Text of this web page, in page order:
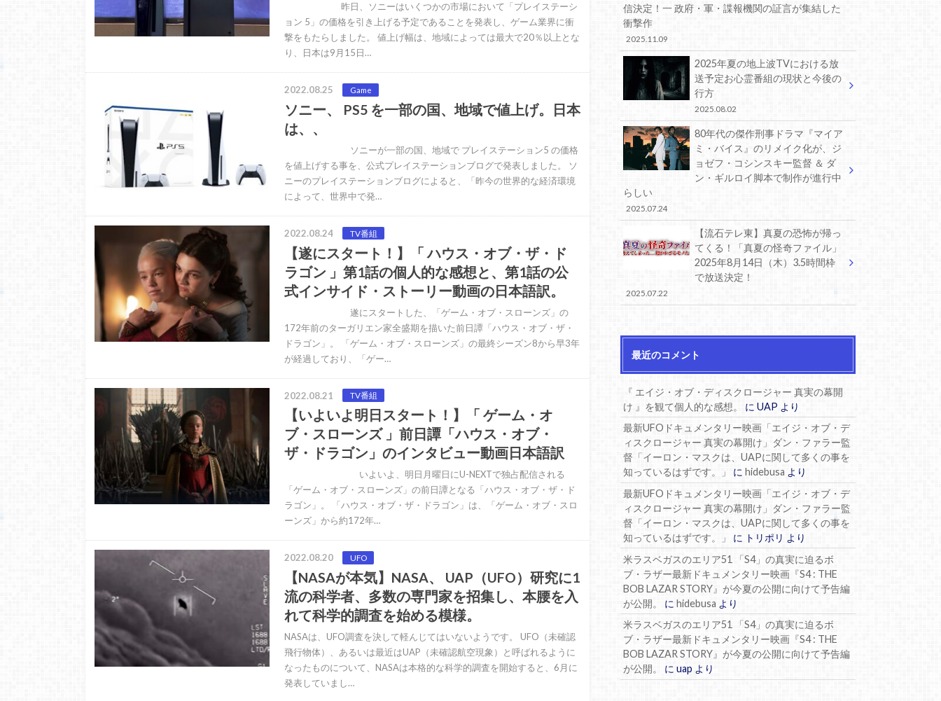
昨日、ソニーはいくつかの市場において「プレイステーシ
ョン 5」の価格を引き上げる予定であることを発表し、ゲーム業界に衝
撃をもたらしました。 値上げ幅は、地域によっては最大で20％以上とな
り、日本は9月15日…
2022.08.25 Game
ソニー、 PS5 を一部の国、地域で値上げ。日本
は、、
ソニーが一部の国、地域で プレイステーション5 の価格
を値上げする事を、公式プレイステーションブログで発表しました。 ソ
ニーのプレイステーションブログによると、「昨今の世界的な経済環境
によって、世界中で発…
2022.08.24 TV番組
【遂にスタート！】「 ハウス・オブ・ザ・ド
ラゴン 」第1話の個人的な感想と、第1話の公
式インサイド・ストーリー動画の日本語訳。
遂にスタートした、「ゲーム・オブ・スローンズ」の
172年前のターガリエン家全盛期を描いた前日譚「ハウス・オブ・ザ・
ドラゴン」。 「ゲーム・オブ・スローンズ」の最終シーズン8から早3年
が経過しており、「ゲー…
2022.08.21 TV番組
【いよいよ明日スタート！】「 ゲーム・オ
ブ・スローンズ 」前日譚「ハウス・オブ・
ザ・ドラゴン」のインタビュー動画日本語訳
いよいよ、明日月曜日にU-NEXTで独占配信される
「ゲーム・オブ・スローンズ」の前日譚となる「ハウス・オブ・ザ・ド
ラゴン」。 「ハウス・オブ・ザ・ドラゴン」は、「ゲーム・オブ・スロ
ーンズ」から約172年…
2022.08.20 UFO
【NASAが本気】NASA、 UAP（UFO）研究に1
流の科学者、多数の専門家を招集し、本腰を入
れて科学的調査を始める模様。
NASAは、UFO調査を決して軽んじてはいないようです。 UFO（未確認
飛行物体）、あるいは最近はUAP（未確認航空現象）と呼ばれるように
なったものについて、NASAは本格的な科学的調査を開始すると、6月に
発表していまし…
信決定！一 政府・軍・諜報機関の証言が集結した
衝撃作
2025.11.09
2025年夏の地上波TVにおける放
送予定お心霊番組の現状と今後の
行方
2025.08.02
80年代の傑作刑事ドラマ『マイア
ミ・バイス』のリメイク化が、ジ
ョゼフ・コシンスキー監督 ＆ ダ
ン・ギルロイ脚本で制作が進行中
らしい
2025.07.24
【流石テレ東】真夏の恐怖が帰っ
てくる！「真夏の怪奇ファイル」
2025年8月14日（木）3.5時間枠
で放送決定！
2025.07.22
最近のコメント
『 エイジ・オブ・ディスクロージャー 真実の幕開
け 』を観て個人的な感想。
にUAP より
最新UFOドキュメンタリー映画「エイジ・オブ・デ
ィスクロージャー 真実の幕開け」ダン・ファラー監
督「イーロン・マスクは、UAPに関して多くの事を
知っているはずです。」
にhidebusa より
最新UFOドキュメンタリー映画「エイジ・オブ・デ
ィスクロージャー 真実の幕開け」ダン・ファラー監
督「イーロン・マスクは、UAPに関して多くの事を
知っているはずです。」
に トリポリ より
米ラスベガスのエリア51 「S4」の真実に迫るボ
ブ・ラザー最新ドキュメンタリー映画『S4 : THE
BOB LAZAR STORY』が今夏の公開に向けて予告編
が公開。
にhidebusa より
米ラスベガスのエリア51 「S4」の真実に迫るボ
ブ・ラザー最新ドキュメンタリー映画『S4 : THE
BOB LAZAR STORY』が今夏の公開に向けて予告編
が公開。
にuap より